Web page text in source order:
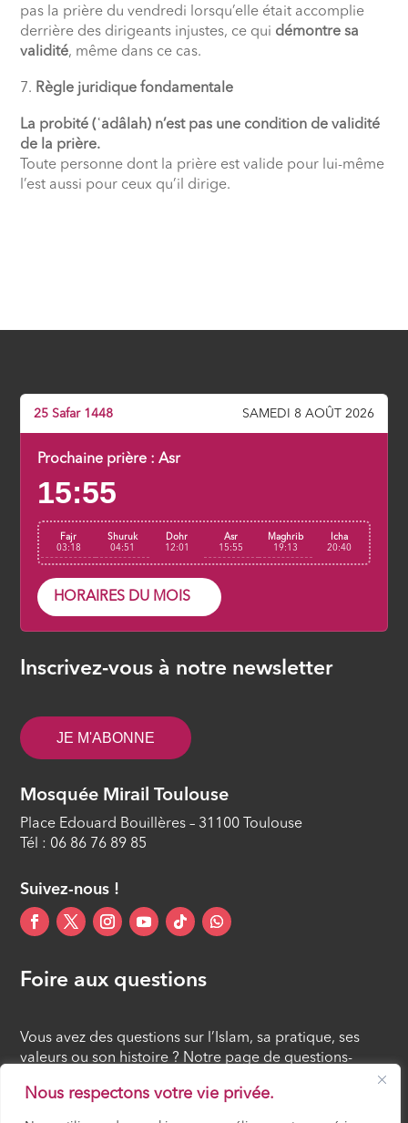
Nous respectons votre vie privée.
pas la prière du vendredi lorsqu’elle était accomplie
derrière des dirigeants injustes, ce qui démontre sa
validité, même dans ce cas.
Règle juridique fondamentale
La probité (ʿadâlah) n’est pas une condition de validité
de la prière.
Toute personne dont la prière est valide pour lui-même
l’est aussi pour ceux qu’il dirige.
25 Safar 1448 SAMEDI 8 AOÛT 2026
Prochaine prière :Asr
15:55
Fajr
03:18
Shuruk
04:51
Dohr
12:01
Asr
15:55
Maghrib
19:13
Icha
20:40
HORAIRES DU MOIS
Inscrivez-vous à notre newsletter
JE M'ABONNE
Mosquée Mirail Toulouse
Place Edouard Bouillères – 31100 Toulouse
Tél : 06 86 76 89 85
Suivez-nous !
Foire aux questions
Vous avez des questions sur l’Islam, sa pratique, ses
valeurs ou son histoire ? Notre page de questions-
réponses rassemble des réponses claires et accessibles
à tous, croyants ou simples curieux.